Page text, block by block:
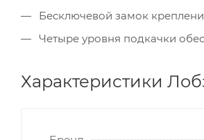
Бесключевой замок
Четыре уровня подкачки
Характеристики